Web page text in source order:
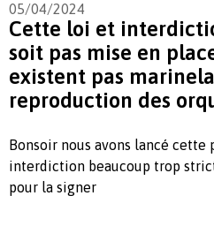
05/04/2024
Cette loi et
soit pas mise en
existent pas
reproduction des
Bonsoir nous avons lancé
interdiction beaucoup trop
pour la signer